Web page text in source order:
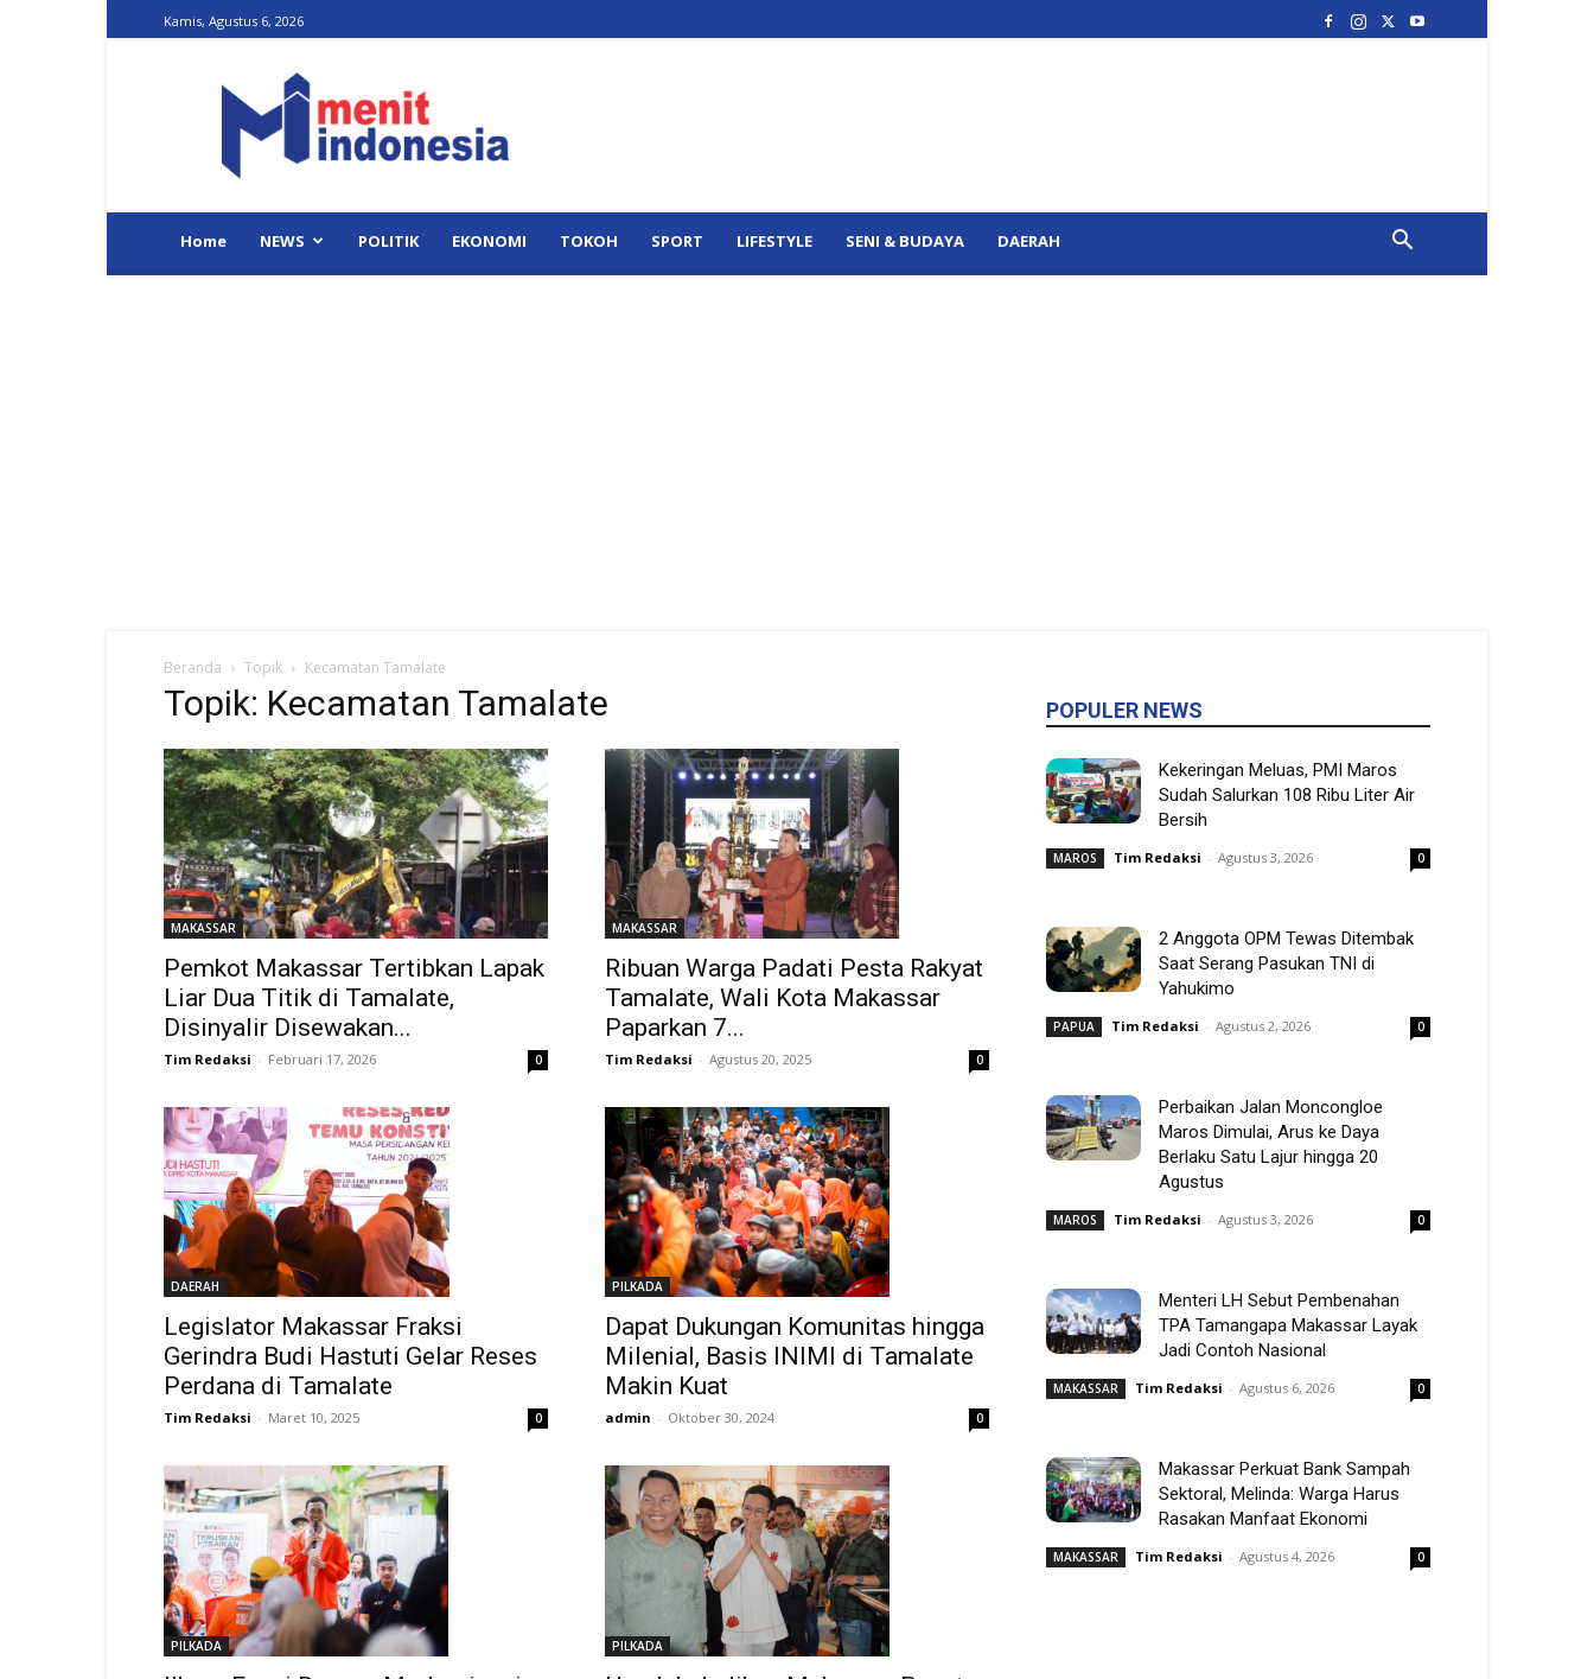
Kamis, Agustus 6, 2026
Indonesia
Home NEWS POLITIK EKONOMI TOKOH SPORT LIFESTYLE SENI & BUDAYA DAERAH
Beranda Topik Kecamatan Tamalate
Topik: Kecamatan Tamalate
MAKASSAR
Pemkot Makassar Tertibkan Lapak
Liar Dua Titik di Tamalate,
Disinyalir Disewakan...
Tim Redaksi - Februari 17, 2026 0
MAKASSAR
Ribuan Warga Padati Pesta Rakyat
Tamalate, Wali Kota Makassar
Paparkan 7...
Tim Redaksi - Agustus 20, 2025 0
DAERAH
Legislator Makassar Fraksi
Gerindra Budi Hastuti Gelar Reses
Perdana di Tamalate
Tim Redaksi - Maret 10, 2025 0
PILKADA
Dapat Dukungan Komunitas hingga
Milenial, Basis INIMI di Tamalate
Makin Kuat
admin - Oktober 30, 2024 0
PILKADA PILKADA
POPULER NEWS
Kekeringan Meluas, PMI Maros
Sudah Salurkan 108 Ribu Liter Air
Bersih
MAROS Tim Redaksi - Agustus 3, 2026 0
2 Anggota OPM Tewas Ditembak
Saat Serang Pasukan TNI di
Yahukimo
PAPUA Tim Redaksi - Agustus 2, 2026 0
Perbaikan Jalan Moncongloe
Maros Dimulai, Arus ke Daya
Berlaku Satu Lajur hingga 20
Agustus
MAROS Tim Redaksi - Agustus 3, 2026 0
Menteri LH Sebut Pembenahan
TPA Tamangapa Makassar Layak
Jadi Contoh Nasional
MAKASSAR Tim Redaksi - Agustus 6, 2026 0
Makassar Perkuat Bank Sampah
Sektoral, Melinda: Warga Harus
Rasakan Manfaat Ekonomi
MAKASSAR Tim Redaksi - Agustus 4, 2026 0